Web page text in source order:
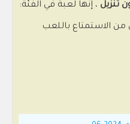
، إنها لعبة في الفئة:
من الاستمتاع باللعب